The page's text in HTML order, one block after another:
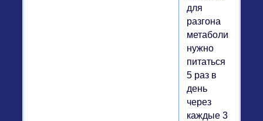
для
разгона
метаболизма
нужно
питаться
5 раз в
день
через
каждые 3